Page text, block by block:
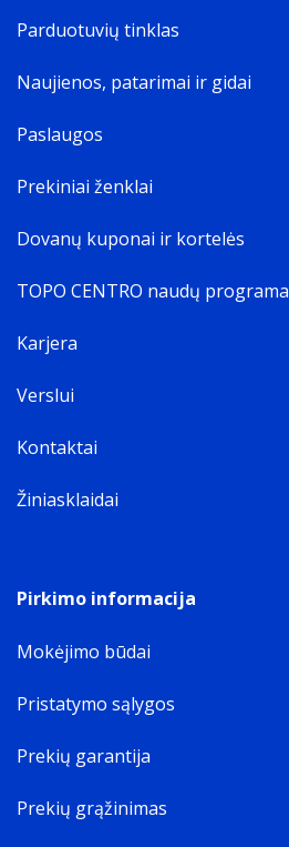
Parduotuvių tinklas
Naujienos, patarimai ir gidai
Paslaugos
Prekiniai ženklai
Dovanų kuponai ir kortelės
TOPO CENTRO naudų programa
Karjera
Verslui
Kontaktai
Žiniasklaidai
Pirkimo informacija
Mokėjimo būdai
Pristatymo sąlygos
Prekių garantija
Prekių grąžinimas